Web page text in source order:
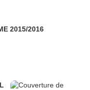
2015/2016